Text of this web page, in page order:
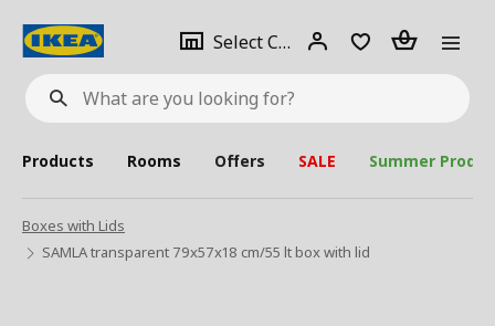
What
are
looking
for?
Select City Select
city
Login Piece(s)
Products Rooms Offers SALE Summer
Boxes with Lids
SAMLA transparent 79x57x18 cm/55 lt box with lid